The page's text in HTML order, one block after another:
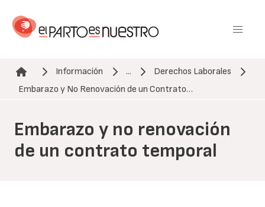
contenido
Ruta de navegación
Información ...
Derechos Laborales
Embarazo y No Renovación de un Contrato…
Embarazo y no renovación
de un contrato temporal